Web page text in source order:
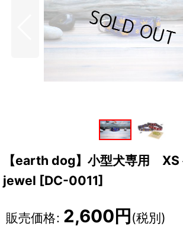
【earth dog】小型犬専用 XS
jewel [DC-0011]
販売価格: 2,600円(税別)